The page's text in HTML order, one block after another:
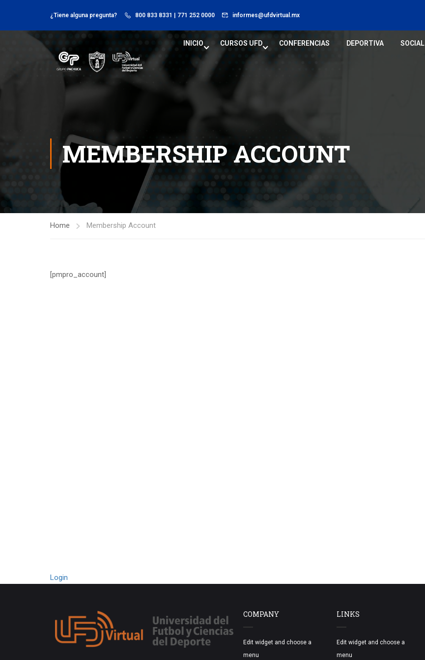
¿Tiene alguna pregunta? 800 833 8331 | 771 252 0000 informes@ufdvirtual.mx
INICIO CURSOS UFD CONFERENCIAS DEPORTIVA SOCIAL
MEMBERSHIP ACCOUNT
Home Membership Account
[pmpro_account]
Login
COMPANY
Edit widget and choose a
menu
LINKS
Edit widget and choose a
menu